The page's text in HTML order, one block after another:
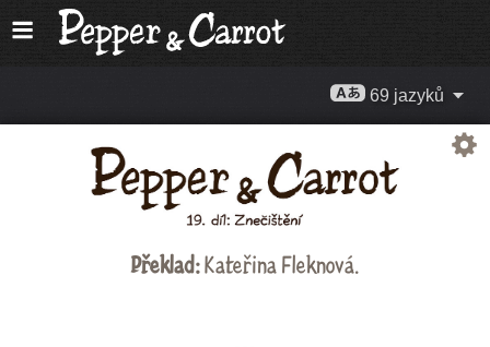
69 jazyků
Překlad:Kateřina Fleknová.